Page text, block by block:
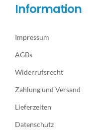
Information
Impressum
AGBs
Widerrufsrecht
Zahlung und Versand
Lieferzeiten
Datenschutz